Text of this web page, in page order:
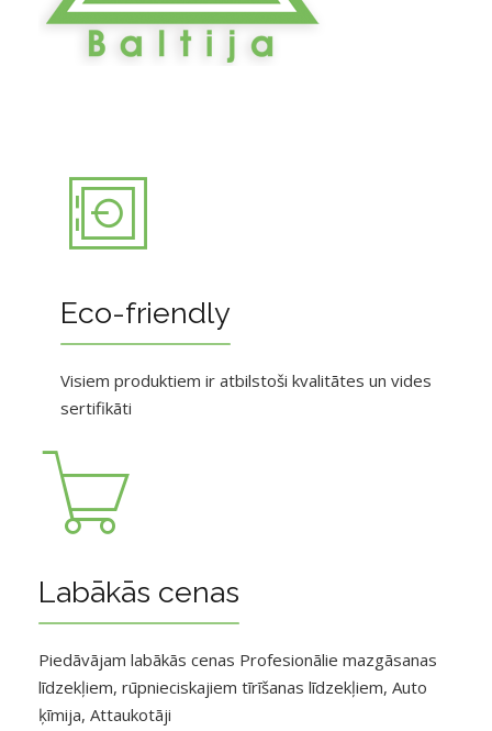
Eco-friendly
Visiem produktiem ir atbilstoši kvalitātes un vides
sertifikāti
Labākās cenas
Piedāvājam labākās cenas Profesionālie mazgāsanas
līdzekļiem, rūpnieciskajiem tīrīšanas līdzekļiem, Auto
ķīmija, Attaukotāji